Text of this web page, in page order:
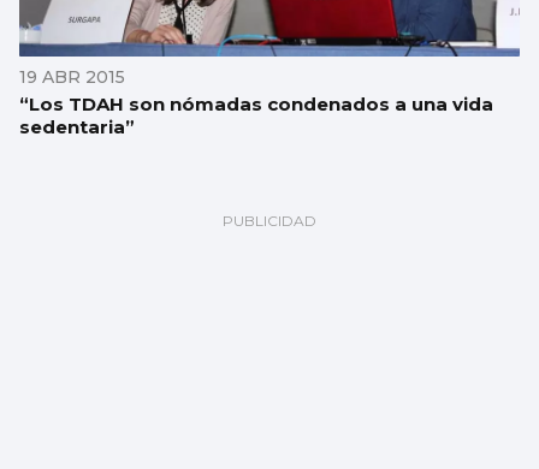
19 ABR 2015
“Los TDAH son nómadas condenados a una vida
sedentaria”